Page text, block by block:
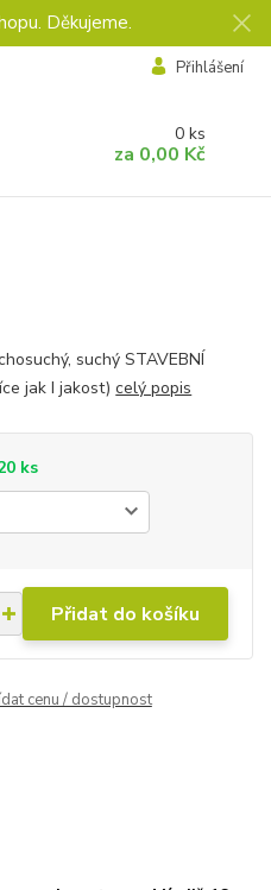
Děkujeme.
Přihlášení
0 ks
za 0,00 Kč
suchý STAVEBNÍ
jak I jakost)celý popis
ks
Přidat do košíku
cenu / dostupnost